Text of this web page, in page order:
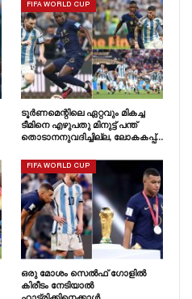
FIFA WORLD CUP
ടൂർണമെന്റിലെ ഏറ്റവും മികച്ച
ടീമിനെ എഴുപതു മിനുട്ട് പന്ത്
തൊടാനനുവദിച്ചില്ല, ലോകകപ്പ്…
FIFA WORLD CUP
ഒരു മോശം സെൽഫ് ഗോളിൽ
കിരീടം നേടിയാൽ